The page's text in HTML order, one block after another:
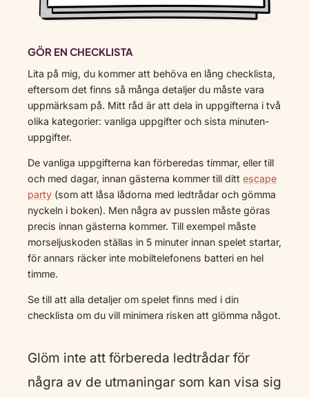
GÖR EN CHECKLISTA
Lita på mig, du kommer att behöva en lång checklista,
eftersom det finns så många detaljer du måste vara
uppmärksam på. Mitt råd är att dela in uppgifterna i två
olika kategorier: vanliga uppgifter och sista minuten-
uppgifter.
De vanliga uppgifterna kan förberedas timmar, eller till
och med dagar, innan gästerna kommer till ditt escape
party (som att låsa lådorna med ledtrådar och gömma
nyckeln i boken). Men några av pusslen måste göras
precis innan gästerna kommer. Till exempel måste
morseljuskoden ställas in 5 minuter innan spelet startar,
för annars räcker inte mobiltelefonens batteri en hel
timme.
Se till att alla detaljer om spelet finns med i din
checklista om du vill minimera risken att glömma något.
Glöm inte att förbereda ledtrådar för
några av de utmaningar som kan visa sig